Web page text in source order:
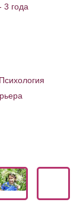
3 года
Психология